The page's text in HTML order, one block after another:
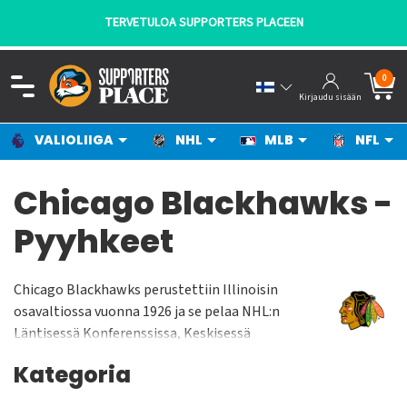
TERVETULOA SUPPORTERS PLACEEN
Kirjaudu sisään
0
VALIOLIIGA NHL MLB NFL
Chicago Blackhawks -
Pyyhkeet
Chicago Blackhawks perustettiin Illinoisin
osavaltiossa vuonna 1926 ja se pelaa NHL:n
Läntisessä Konferenssissa, Keskisessä
kotiottelunsa United Centerissä jonka
Kategoria